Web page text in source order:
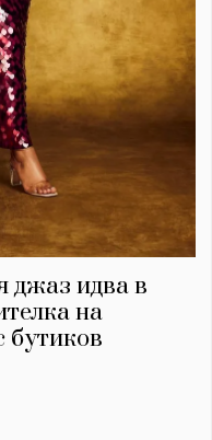
джаз идва в
на
бутиков
да се абонирате за